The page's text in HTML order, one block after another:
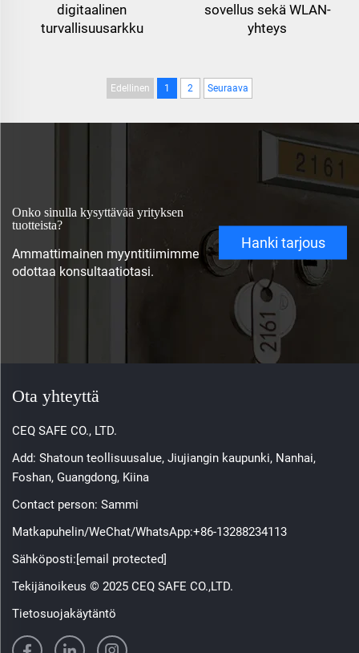
digitaalinen
turvallisuusarkku
sovellus sekä WLAN-
yhteys
Edellinen 1 2 Seuraava
Onko sinulla kysyttävää yrityksen
tuotteista?
Ammattimainen myyntitiimimme
odottaa konsultaatiotasi.
Hanki tarjous
Ota yhteyttä
CEQ SAFE CO., LTD.
Add: Shatoun teollisuusalue, Jiujiangin kaupunki, Nanhai,
Foshan, Guangdong, Kiina
Contact person: Sammi
Matkapuhelin/WeChat/WhatsApp:+86-13288234113
Sähköposti:[email protected]
Tekijänoikeus © 2025 CEQ SAFE CO.,LTD.
Tietosuojakäytäntö